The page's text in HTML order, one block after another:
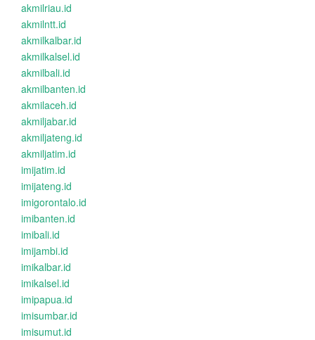
akmilriau.id
akmilntt.id
akmilkalbar.id
akmilkalsel.id
akmilbali.id
akmilbanten.id
akmilaceh.id
akmiljabar.id
akmiljateng.id
akmiljatim.id
imijatim.id
imijateng.id
imigorontalo.id
imibanten.id
imibali.id
imijambi.id
imikalbar.id
imikalsel.id
imipapua.id
imisumbar.id
imisumut.id